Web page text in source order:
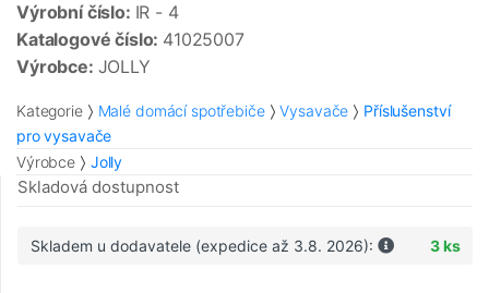
Výrobní číslo: IR - 4
Katalogové číslo: 41025007
Výrobce: JOLLY
Kategorie Malé domácí spotřebiče Vysavače
Příslušenství
pro vysavače
Výrobce
Jolly
Skladová dostupnost
Skladem u dodavatele (expedice až 3.8. 2026): 3 ks